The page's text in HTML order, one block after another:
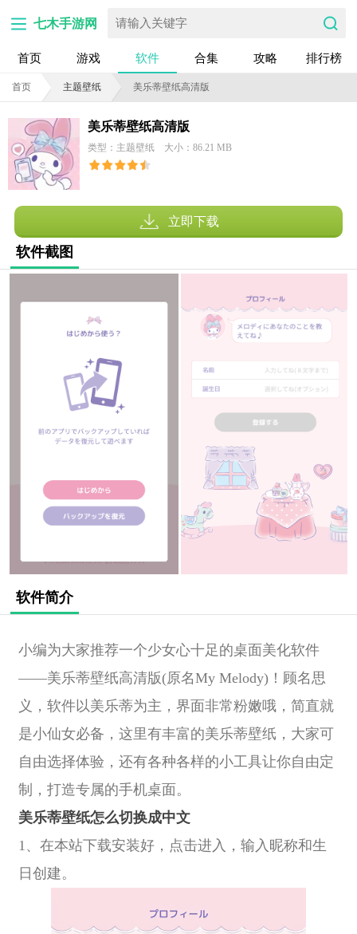
七木手游网
首页 游戏 软件 合集 攻略 排行榜
首页 主题壁纸 美乐蒂壁纸高清版
美乐蒂壁纸高清版
类型：主题壁纸 大小：86.21 MB
立即下载
软件截图
软件简介
小编为大家推荐一个少女心十足的桌面美化软件
——美乐蒂壁纸高清版(原名My Melody)！顾名思
义，软件以美乐蒂为主，界面非常粉嫩哦，简直就
是小仙女必备，这里有丰富的美乐蒂壁纸，大家可
自由选择体验，还有各种各样的小工具让你自由定
制，打造专属的手机桌面。
美乐蒂壁纸怎么切换成中文
1、在本站下载安装好，点击进入，输入昵称和生
日创建。